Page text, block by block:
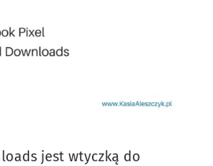
jest wtyczką do